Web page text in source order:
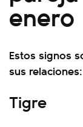
enero
Estos signos
sus relaciones:
Tigre